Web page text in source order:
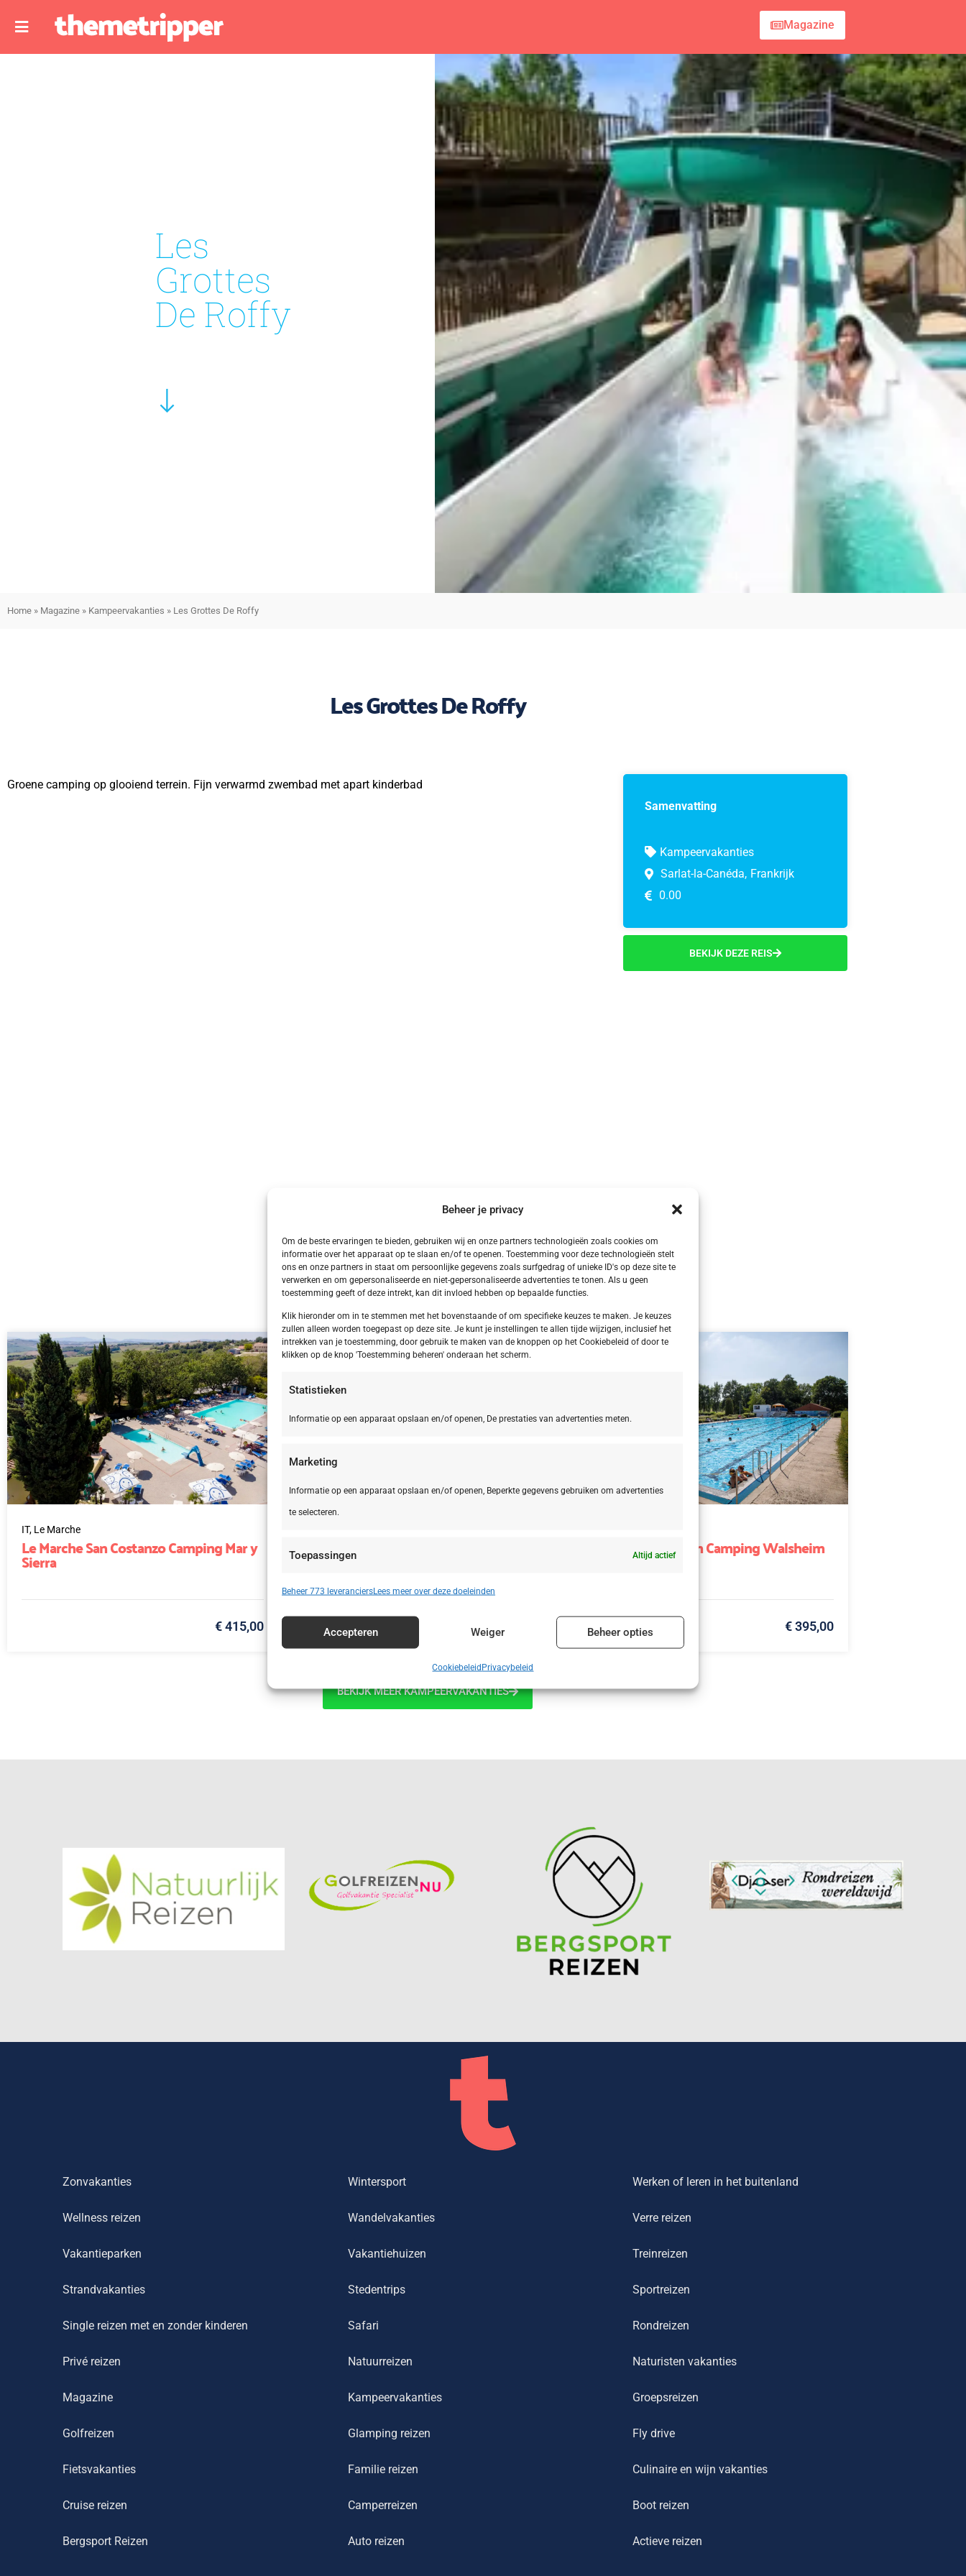
Beheer je privacy
Om de beste ervaringen te bieden, gebruiken wij en onze partners technologieën zoals cookies om
informatie over het apparaat op te slaan en/of te openen. Toestemming voor deze technologieën stelt
ons en onze partners in staat om persoonlijke gegevens zoals surfgedrag of unieke ID's op deze site te
verwerken en om gepersonaliseerde en niet-gepersonaliseerde advertenties te tonen. Als u geen
toestemming geeft of deze intrekt, kan dit invloed hebben op bepaalde functies.
Klik hieronder om in te stemmen met het bovenstaande of om specifieke keuzes te maken. Je keuzes
zullen alleen worden toegepast op deze site. Je kunt je instellingen te allen tijde wijzigen, inclusief het
intrekken van je toestemming, door gebruik te maken van de knoppen op het Cookiebeleid of door te
klikken op de knop 'Toestemming beheren' onderaan het scherm.
Statistieken
Informatie op een apparaat opslaan en/of openen, De prestaties van advertenties meten.
Marketing
Informatie op een apparaat opslaan en/of openen, Beperkte gegevens gebruiken om advertenties
te selecteren.
Toepassingen Altijd actief
Advertenties en content leveren en tonen. Altijd actief
Beheer 773 leveranciersLees meer over deze doeleinden
Accepteren Weiger Beheer opties
CookiebeleidPrivacybeleid
Magazine
Les
Grottes
De Roffy
Home » Magazine » Kampeervakanties » Les Grottes De Roffy
Les Grottes De Roffy
Groene camping op glooiend terrein. Fijn verwarmd zwembad met apart kinderbad
Samenvatting
Kampeervakanties
Sarlat-la-Canéda, Frankrijk
0.00
BEKIJK DEZE REIS
Meer Kampeervakanties
IT, Le Marche
Le Marche San Costanzo Camping Mar y
Sierra
€ 415,00
Friesland Appelscha Camping Alkenhaer
€ 395,00
Bliesgau Gersheim Camping Walsheim
€ 395,00
BEKIJK MEER KAMPEERVAKANTIES
Zonvakanties Wintersport Werken of leren in het buitenland
Wellness reizen Wandelvakanties Verre reizen
Vakantieparken Vakantiehuizen Treinreizen
Strandvakanties Stedentrips Sportreizen
Single reizen met en zonder kinderen Safari Rondreizen
Privé reizen Natuurreizen Naturisten vakanties
Magazine Kampeervakanties Groepsreizen
Golfreizen Glamping reizen Fly drive
Fietsvakanties Familie reizen Culinaire en wijn vakanties
Cruise reizen Camperreizen Boot reizen
Bergsport Reizen Auto reizen Actieve reizen